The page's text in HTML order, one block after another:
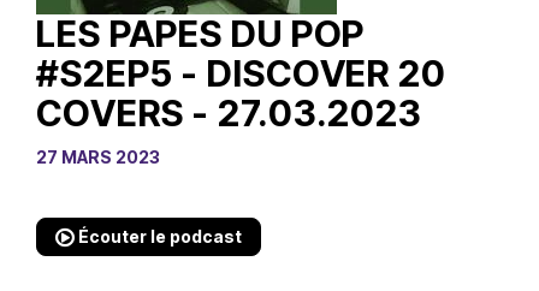
LES PAPES DU POP
#S2EP5 - DISCOVER 20
COVERS - 27.03.2023
27 MARS 2023
Écouter le podcast